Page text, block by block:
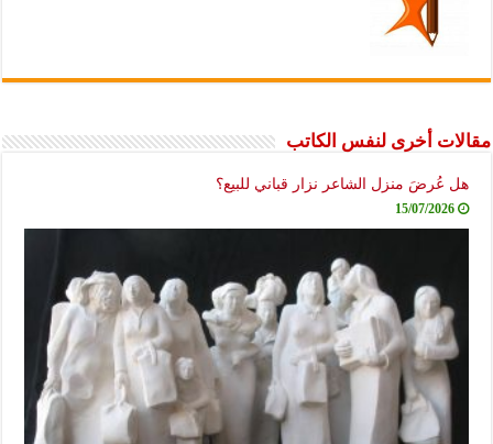
أخرى لنفس الكاتب
منزل الشاعر نزار قباني للبيع؟
15/07/